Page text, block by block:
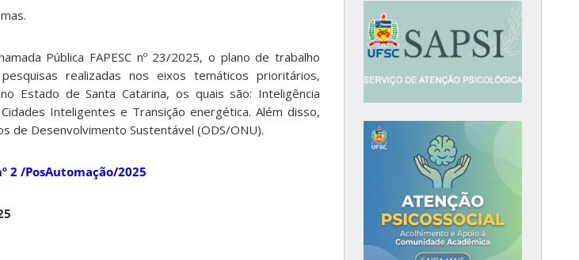
Pública FAPESC nº 23/2025, o plano de trabalho
realizadas nos eixos temáticos prioritários,
Estado de Santa Catarina, os quais são: Inteligência
Inteligentes e Transição energética. Além disso,
de Desenvolvimento Sustentável (ODS/ONU).
2 /PosAutomação/2025